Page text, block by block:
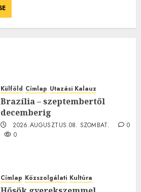
Külföld Címlap Utazási Kalauz
Brazília – szeptembertől
decemberig
2026.AUGUSZTUS.08. SZOMBAT.
0
0
Címlap Közszolgálati Kultúra